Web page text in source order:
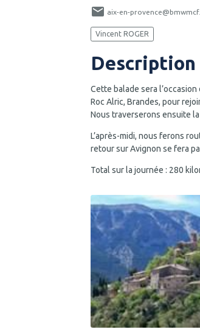
aix-en-
Vincent ROGER
Description
Cette balade sera
Roc Alric, Brandes, pour
Nous traverserons ensuite
L’après-midi, nous ferons
retour sur Avignon se fera
Total sur la journée : 280